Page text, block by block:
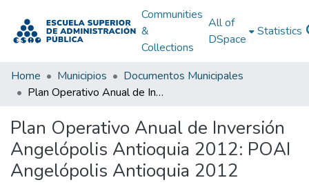
Communities
&
Collections
All of
DSpace
Statistics
Home Municipios
Documentos Municipales
Plan Operativo Anual de Inversión Angelópolis Antioquia 2012: POAI Angelópolis Antioquia 2012
Plan Operativo Anual de Inversión
Angelópolis Antioquia 2012: POAI
Angelópolis Antioquia 2012